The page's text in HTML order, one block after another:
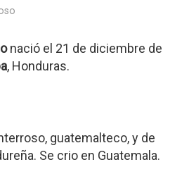
nació el 21 de diciembre de
, Honduras.
guatemalteco, y de
Se crio en Guatemala.